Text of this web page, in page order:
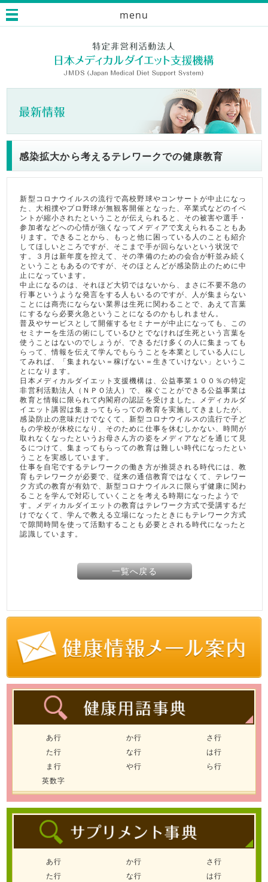
menu
感染拡大から考えるテレワークでの健康教育
新型コロナウイルスの流行で高校野球やコンサートが中止になっ
た、大相撲やプロ野球が無観客開催となった、卒業式などのイベ
ントが縮小されたということが伝えられると、その被害や選手・
参加者などへの心情が強くなってメディアで支えられることもあ
ります。できることから、もっと他に困っている人のことも紹介
してほしいところですが、そこまで手が回らないという状況で
す。３月は新年度を控えて、その準備のための会合が軒並み続く
ということもあるのですが、そのほとんどが感染防止のために中
止になっています。
中止になるのは、それほど大切ではないから、まさに不要不急の
行事というような発言をする人もいるのですが、人が集まらない
ことには商売にならない業界は生死に関わることで、あえて言葉
にするなら必要火急ということになるのかもしれません。
普及やサービスとして開催するセミナーが中止になっても、この
セミナーを生活の術にしているひとでなければ生死という言葉を
使うことはないのでしょうが、できるだけ多くの人に集まっても
らって、情報を伝えて学んでもらうことを本業としている人にし
てみれば、「集まれない＝稼げない＝生きていけない」というこ
とになります。
日本メディカルダイエット支援機構は、公益事業１００％の特定
非営利活動法人（ＮＰＯ法人）で、稼ぐことができる公益事業は
教育と情報に限られて内閣府の認証を受けました。メディカルダ
イエット講習は集まってもらっての教育を実施してきましたが、
感染防止の意味だけでなくて、新型コロナウイルスの流行で子ど
もの学校が休校になり、そのために仕事を休むしかない、時間が
取れなくなったというお母さん方の姿をメディアなどを通じて見
るにつけて、集まってもらっての教育は難しい時代になったとい
うことを実感しています。
仕事を自宅でするテレワークの働き方が推奨される時代には、教
育もテレワークが必要で、従来の通信教育ではなくて、テレワー
ク方式の教育が有効で、新型コロナウイルスに限らず健康に関わ
ることを学んで対応していくことを考える時期になったようで
す。メディカルダイエットの教育はテレワーク方式で受講するだ
けでなくて、学んで教える立場になったときにもテレワーク方式
で隙間時間を使って活動することも必要とされる時代になったと
認識しています。
一覧へ戻る
あ行 か行
さ行
た行
な行
は行
ま行
や行
ら行
英数字
あ行 か行
さ行
た行
な行
は行